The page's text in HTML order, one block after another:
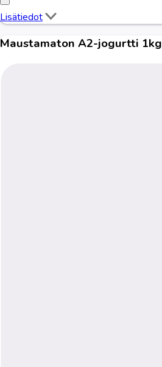
Lisätiedot
Maustamaton A2-jogurtti 1kg